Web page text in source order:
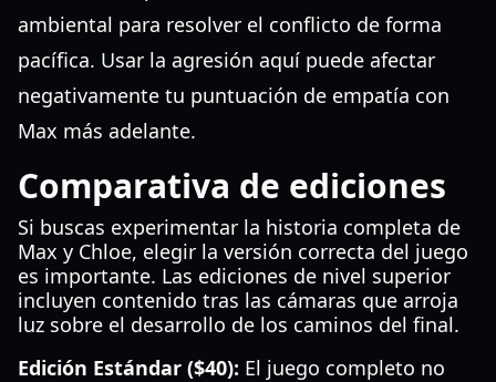
ambiental para resolver el conflicto de forma
pacífica. Usar la agresión aquí puede afectar
negativamente tu puntuación de empatía con
Max más adelante.
Comparativa de ediciones
Si buscas experimentar la historia completa de
Max y Chloe, elegir la versión correcta del juego
es importante. Las ediciones de nivel superior
incluyen contenido tras las cámaras que arroja
luz sobre el desarrollo de los caminos del final.
Edición Estándar ($40): El juego completo no